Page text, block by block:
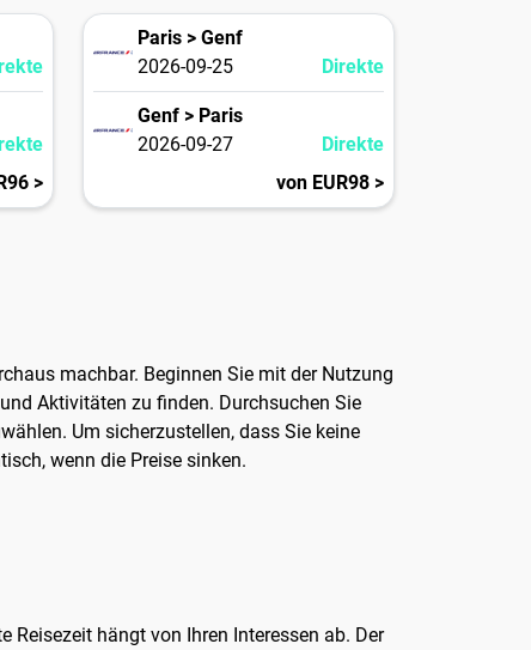
>
Paris > Genf
2026-09-25
Direkte
Genf > Paris
2026-09-27
Direkte
von EUR98 >
machbar. Beginnen Sie mit der Nutzung
Aktivitäten zu finden. Durchsuchen Sie
Um sicherzustellen, dass Sie keine
wenn die Preise sinken.
Reisezeit hängt von Ihren Interessen ab. Der